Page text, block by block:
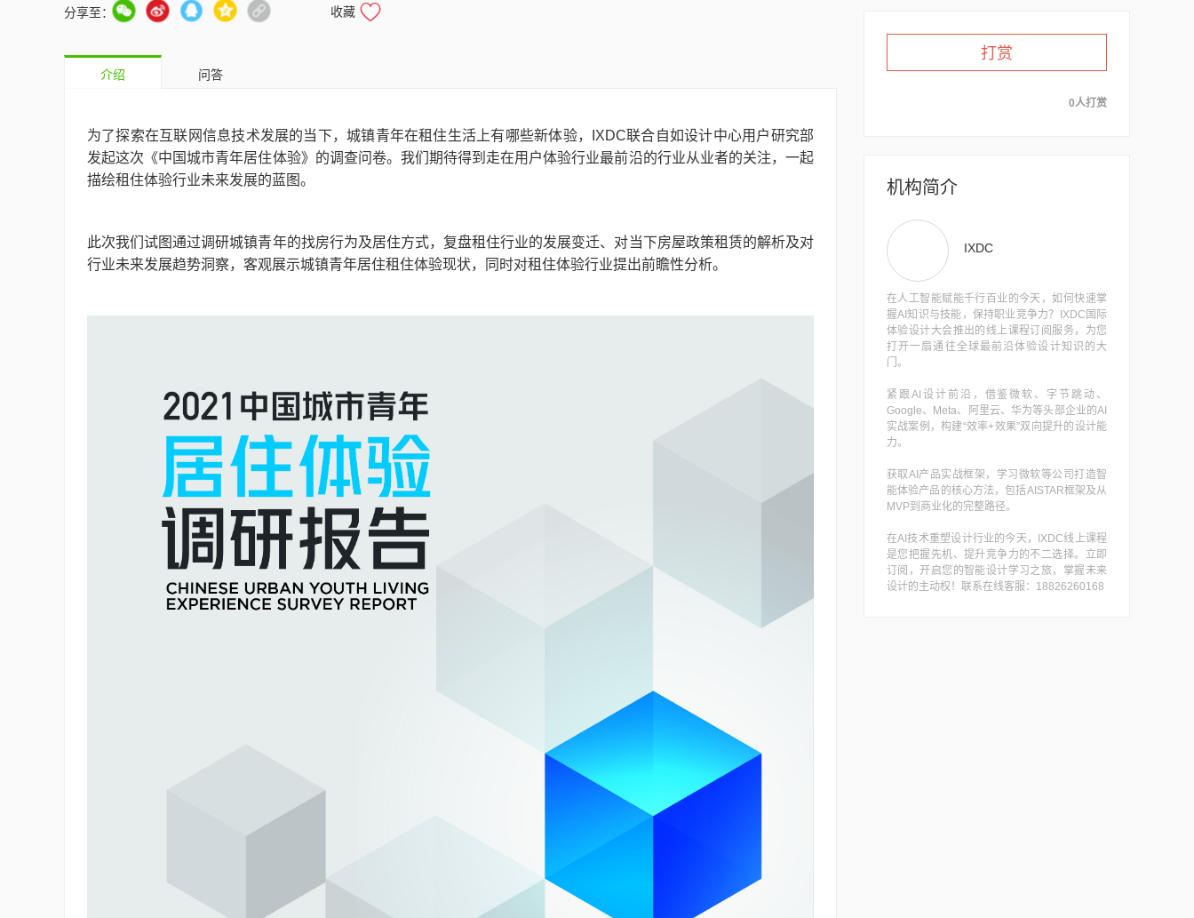
分享至： 收藏
介绍 问答
为了探索在互联网信息技术发展的当下，城镇青年在租住生活上有哪些新体验，IXDC联合自如设计中心用户研究部
发起这次《中国城市青年居住体验》的调查问卷。我们期待得到走在用户体验行业最前沿的行业从业者的关注，一起
描绘租住体验行业未来发展的蓝图。
此次我们试图通过调研城镇青年的找房行为及居住方式，复盘租住行业的发展变迁、对当下房屋政策租赁的解析及对
行业未来发展趋势洞察，客观展示城镇青年居住租住体验现状，同时对租住体验行业提出前瞻性分析。
打赏
0人打赏
机构简介
IXDC
在人工智能赋能千行百业的今天，如何快速掌
握AI知识与技能，保持职业竞争力？IXDC国际
体验设计大会推出的线上课程订阅服务，为您
打开一扇通往全球最前沿体验设计知识的大
门。
紧跟AI设计前沿，借鉴微软、字节跳动、
Google、Meta、阿里云、华为等头部企业的AI
实战案例，构建“效率+效果”双向提升的设计能
力。
获取AI产品实战框架，学习微软等公司打造智
能体验产品的核心方法，包括AISTAR框架及从
MVP到商业化的完整路径。
在AI技术重塑设计行业的今天，IXDC线上课程
是您把握先机、提升竞争力的不二选择。立即
订阅，开启您的智能设计学习之旅，掌握未来
设计的主动权！联系在线客服：18826260168